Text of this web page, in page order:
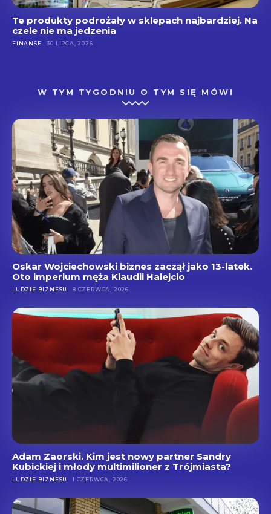
Te produkty podrożały w sklepach najbardziej. Na
czele nie ma jedzenia
FINANSE 30 LIPCA, 2026
W TYM TYGODNIU O TYM SIĘ MÓWI
Oskar Wojciechowski biznes zaczął jako 13-latek.
Oto imperium męża Klaudii Halejcio
LUDZIE BIZNESU 8 CZERWCA, 2026
Adam Zaorski. Kim jest nowy partner Sandry
Kubickiej i młody multimilioner z Trójmiasta?
LUDZIE BIZNESU 1 CZERWCA, 2026